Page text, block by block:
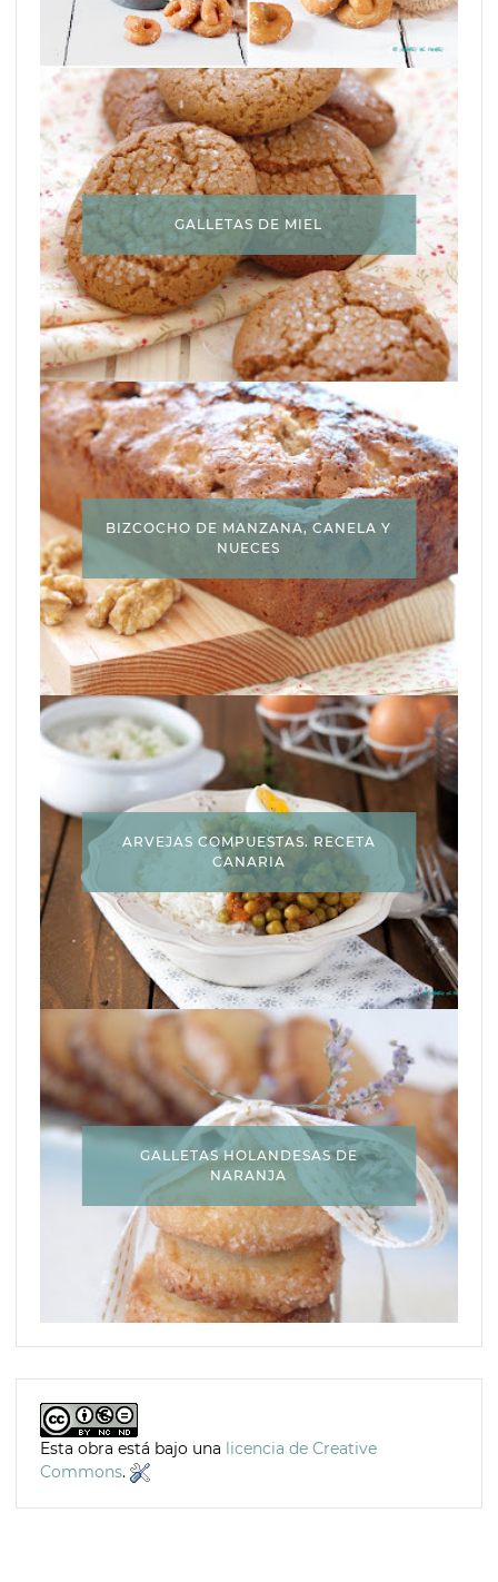
GALLETAS DE MIEL
BIZCOCHO DE MANZANA, CANELA Y
NUECES
ARVEJAS COMPUESTAS. RECETA
CANARIA
GALLETAS HOLANDESAS DE
NARANJA
Esta obra está bajo una licencia de Creative
Commons.